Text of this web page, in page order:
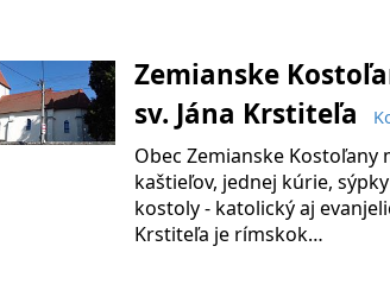
Zemianske
sv. Jána Krstiteľa
Obec Zemianske Kostoľany
kaštieľov, jednej kúrie,
kostoly - katolický aj
Krstiteľa je rímskok…